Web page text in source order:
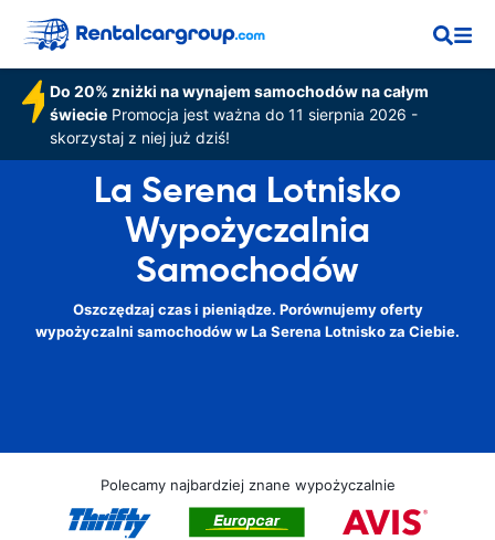
Do 20% zniżki na wynajem samochodów na całym
świeciePromocja jest ważna do 11 sierpnia 2026 -
skorzystaj z niej już dziś!
La Serena Lotnisko
Wypożyczalnia
Samochodów
Oszczędzaj czas i pieniądze. Porównujemy oferty
wypożyczalni samochodów w La Serena Lotnisko za Ciebie.
Polecamy najbardziej znane wypożyczalnie